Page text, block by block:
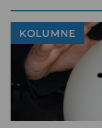
KOLUMNE